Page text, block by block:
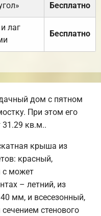
Бесплатно
лаг
Бесплатно
дом с пятном
При этом его
31.29 кв.м..
крыша из
красный,
с может
– летний, из
мм, и всесезонный,
стенового